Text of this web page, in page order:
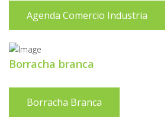
Agenda Comercio Industria
Borracha branca
Borracha Branca